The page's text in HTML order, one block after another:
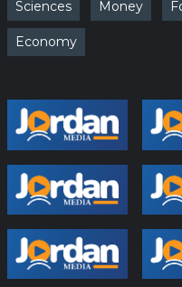
Sciences Money
Economy